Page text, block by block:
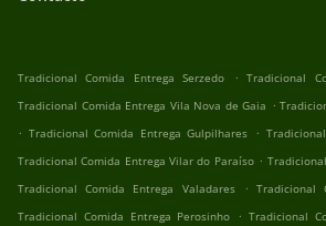
Tradicional Comida Entrega Serzedo . Tradicional
Tradicional Comida Entrega Vila Nova de Gaia .
. Tradicional Comida Entrega Gulpilhares .
Tradicional Comida Entrega Vilar do Paraíso .
Tradicional Comida Entrega Valadares
. Tradicional
Tradicional Comida Entrega Perosinho . Tradicional